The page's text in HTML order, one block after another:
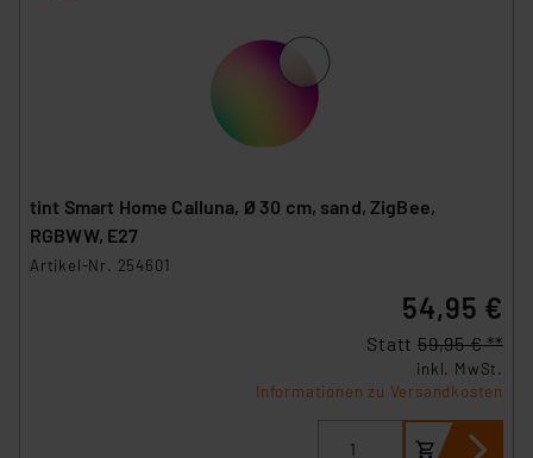
tint Smart Home Calluna, Ø 30 cm, sand, ZigBee,
RGBWW, E27
Artikel-Nr. 254601
54,95 €
Statt 59,95 € **
inkl. MwSt.
Informationen zu Versandkosten